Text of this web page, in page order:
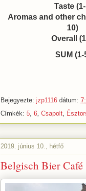
Taste
Aromas and other
10)
Overall
SUM (1-
Bejegyezte: jzp1116 dátum:
Címkék: 5, 6, Csapolt,
2019. június 10., hétfő
Belgisch Bier